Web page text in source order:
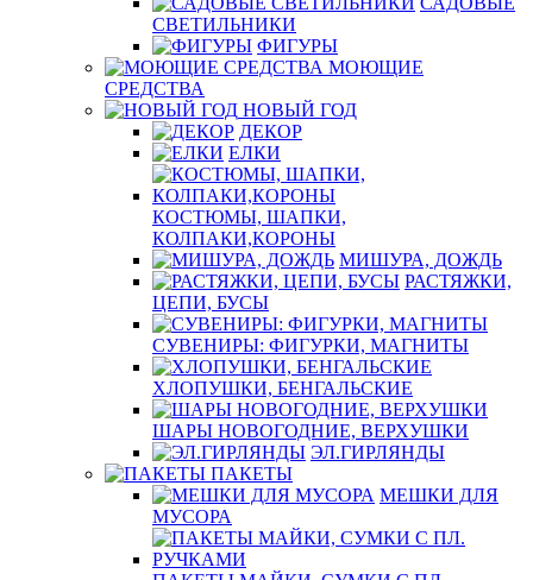
СВЕТИЛЬНИКИ
ФИГУРЫ
МОЮЩИЕ
СРЕДСТВА
НОВЫЙ ГОД
ДЕКОР
ЕЛКИ
КОСТЮМЫ, ШАПКИ,
КОЛПАКИ,КОРОНЫ
МИШУРА, ДОЖДЬ
РАСТЯЖКИ,
ЦЕПИ, БУСЫ
СУВЕНИРЫ: ФИГУРКИ, МАГНИТЫ
ХЛОПУШКИ, БЕНГАЛЬСКИЕ
ШАРЫ НОВОГОДНИЕ, ВЕРХУШКИ
ЭЛ.ГИРЛЯНДЫ
ПАКЕТЫ
МЕШКИ ДЛЯ
МУСОРА